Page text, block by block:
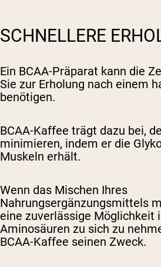
SCHNELLERE
Ein BCAA-Präparat kann die
Sie zur Erholung nach einem
benötigen.
BCAA-Kaffee trägt dazu bei,
minimieren, indem er die
Muskeln erhält.
Wenn das Mischen Ihres
Nahrungsergänzungsmittels
eine zuverlässige Möglichkeit
Aminosäuren zu sich zu
BCAA-Kaffee seinen Zweck.